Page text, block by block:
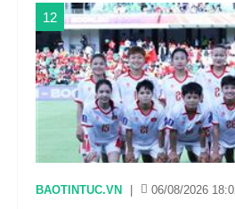
12
BAOTINTUC.VN 06/08/2026